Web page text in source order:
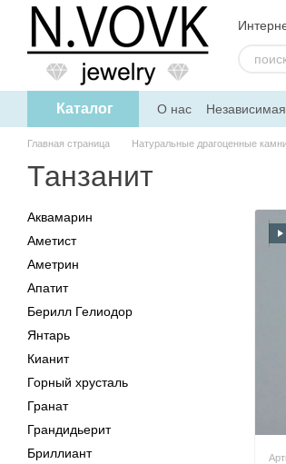
Перейти к основному контенту
Каталог О нас
Дисконтная
Главная страница Натуральные драгоценные
Танзанит
Аквамарин
Аметист
Аметрин
Апатит
Берилл Гелиодор
Янтарь
Кианит
Горный хрусталь
Гранат
Грандидьерит
Бриллиант